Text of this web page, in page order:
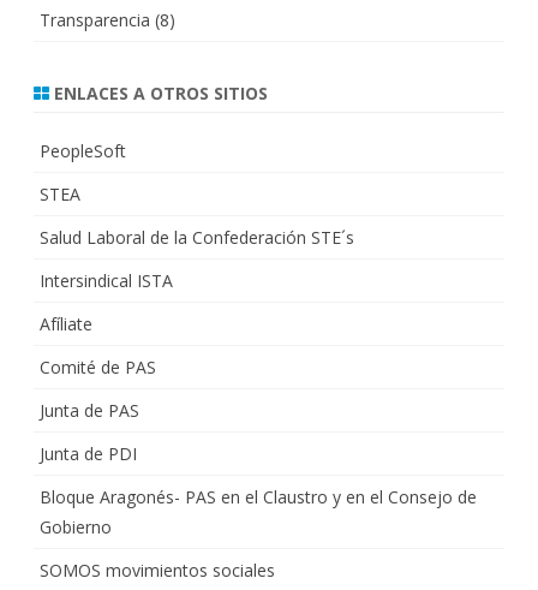
Transparencia (8)
ENLACES A OTROS SITIOS
PeopleSoft
STEA
Salud Laboral de la Confederación STE´s
Intersindical ISTA
Afíliate
Comité de PAS
Junta de PAS
Junta de PDI
Bloque Aragonés- PAS en el Claustro y en el Consejo de
Gobierno
SOMOS movimientos sociales